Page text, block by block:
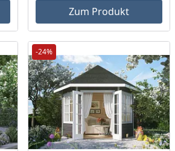
Zum Produkt
-24%